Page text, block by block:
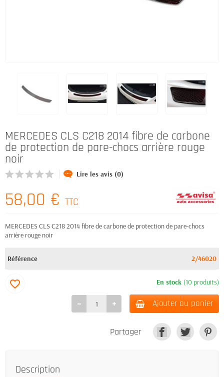
MERCEDES CLS C218 2014 fibre de carbone
de protection de pare-chocs arrière rouge
noir
Lire les avis (0)
58,00 € TTC
MERCEDES CLS C218 2014 fibre de carbone de protection de pare-chocs
arrière rouge noir
Référence 2/46020
En stock (10 produits)
Ajouter au panier
favorite_border
Partager
Description